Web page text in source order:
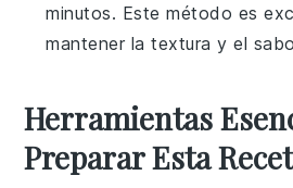
minutos. Este método es
mantener la textura y el
Herramientas
Preparar Esta